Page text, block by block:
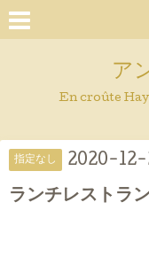
ア
En croûte
指定なし 2020-
ランチレストラ